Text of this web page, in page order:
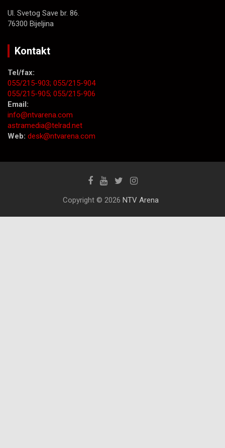
Ul. Svetog Save br. 86.
76300 Bijeljina
Kontakt
Tel/fax:
055/215-903; 055/215-904
055/215-905; 055/215-906
Email:
info@ntvarena.com
astramedia@telrad.net
Web: desk@ntvarena.com
Copyright © 2026 NTV Arena